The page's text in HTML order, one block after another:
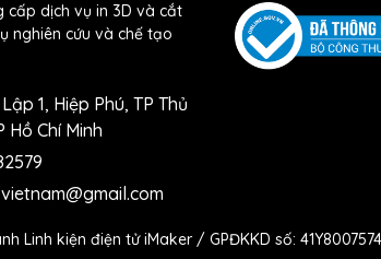
cấp dịch vụ in 3D và cắt
nghiên cứu và chế tạo
1, Hiệp Phú, TP Thủ
Hồ Chí Minh
Linh kiện điện tử iMaker / GPĐKKD số: